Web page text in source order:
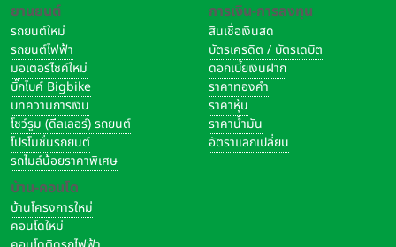
ยานยนต์
รถยนต์ใหม่
รถยนต์ไฟฟ้า
มอเตอร์ไซค์ใหม่
บิ๊กไบค์ Bigbike
บทความการเงิน
โชว์รูม (ดีลเลอร์) รถยนต์
โปรโมชั่นรถยนต์
รถไมล์น้อยราคาพิเศษ
บ้าน-คอนโด
บ้านโครงการใหม่
คอนโดใหม่
การเงิน-การลงทุน
สินเชื่อเงินสด
บัตรเครดิต / บัตรเดบิต
ดอกเบี้ยเงินฝาก
ราคาทองคำ
ราคาหุ้น
ราคาน้ำมัน
อัตราแลกเปลี่ยน